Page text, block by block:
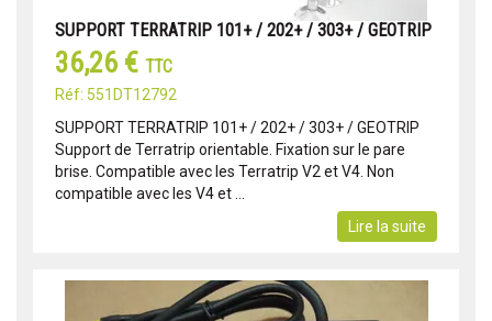
SUPPORT TERRATRIP 101+ / 202+ / 303+ / GEOTRIP
36,26 € TTC
Réf: 551DT12792
SUPPORT TERRATRIP 101+ / 202+ / 303+ / GEOTRIP
Support de Terratrip orientable. Fixation sur le pare
brise. Compatible avec les Terratrip V2 et V4. Non
compatible avec les V4 et ...
Lire la suite